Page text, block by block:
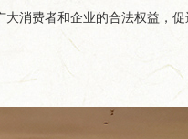
消费者和企业的合法权益，促